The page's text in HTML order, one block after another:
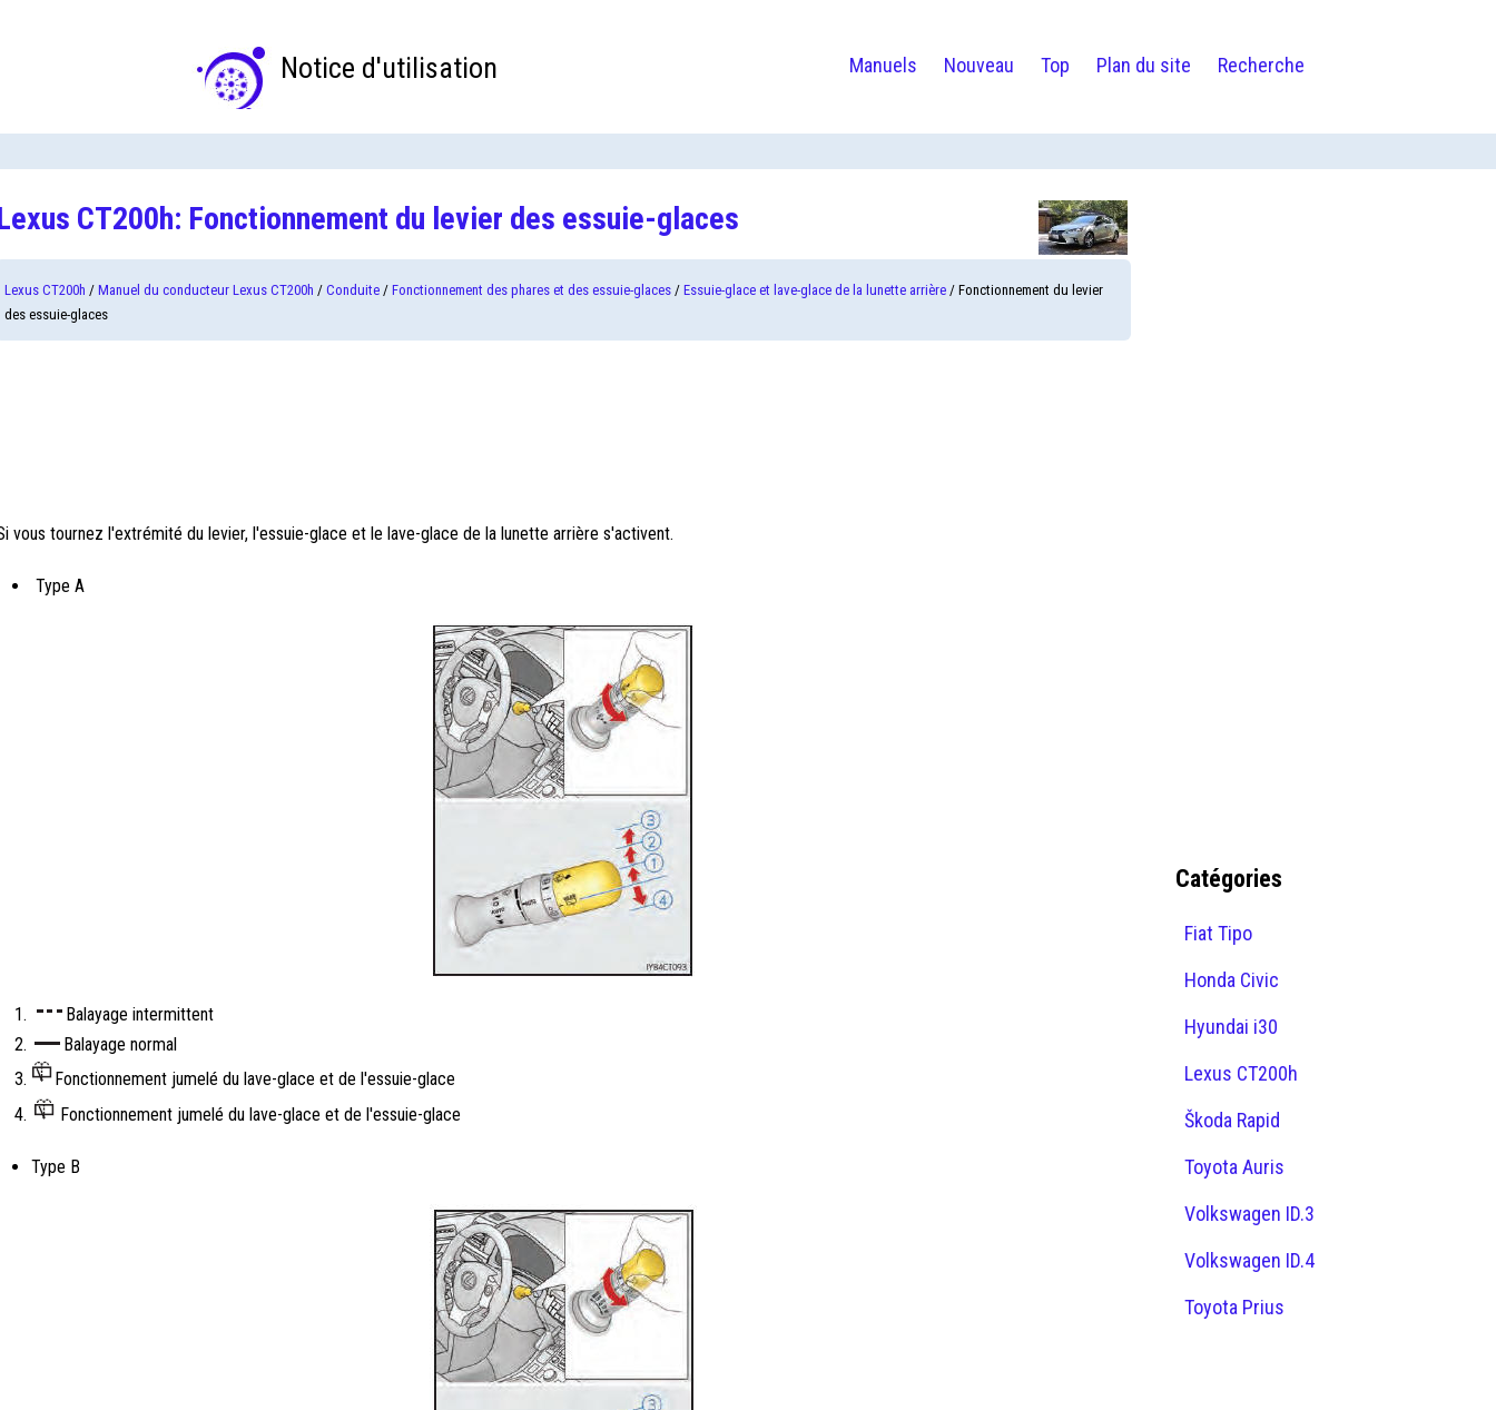
Notice d'utilisation Manuels Nouveau Top Plan du site Recherche
CT200h: Fonctionnement du levier des essuie-glaces
Lexus CT200h / Manuel du conducteur Lexus CT200h / Conduite / Fonctionnement des phares et des essuie-glaces / Essuie-glace et lave-glace de la lunette arrière / Fonctionnement du levier
des essuie-glaces
vous tournez l'extrémité du levier, l'essuie-glace et le lave-glace de la lunette arrière s'activent.
Type A
Balayage intermittent
Balayage normal
Fonctionnement jumelé du lave-glace et de l'essuie-glace
Fonctionnement jumelé du lave-glace et de l'essuie-glace
Type B
Catégories
Fiat Tipo
Honda Civic
Hyundai i30
Lexus CT200h
Škoda Rapid
Toyota Auris
Volkswagen ID.3
Volkswagen ID.4
Toyota Prius